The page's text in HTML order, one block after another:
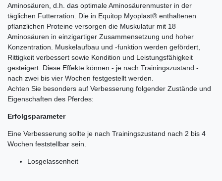
Aminosäuren, d.h. das optimale Aminosäurenmuster in der
täglichen Futterration. Die in Equitop Myoplast® enthaltenen
pflanzlichen Proteine versorgen die Muskulatur mit 18
Aminosäuren in einzigartiger Zusammensetzung und hoher
Konzentration. Muskelaufbau und -funktion werden gefördert,
Rittigkeit verbessert sowie Kondition und Leistungsfähigkeit
gesteigert. Diese Effekte können - je nach Trainingszustand -
nach zwei bis vier Wochen festgestellt werden.
Achten Sie besonders auf Verbesserung folgender Zustände und
Eigenschaften des Pferdes:
Erfolgsparameter
Eine Verbesserung sollte je nach Trainingszustand nach 2 bis 4
Wochen feststellbar sein.
Losgelassenheit